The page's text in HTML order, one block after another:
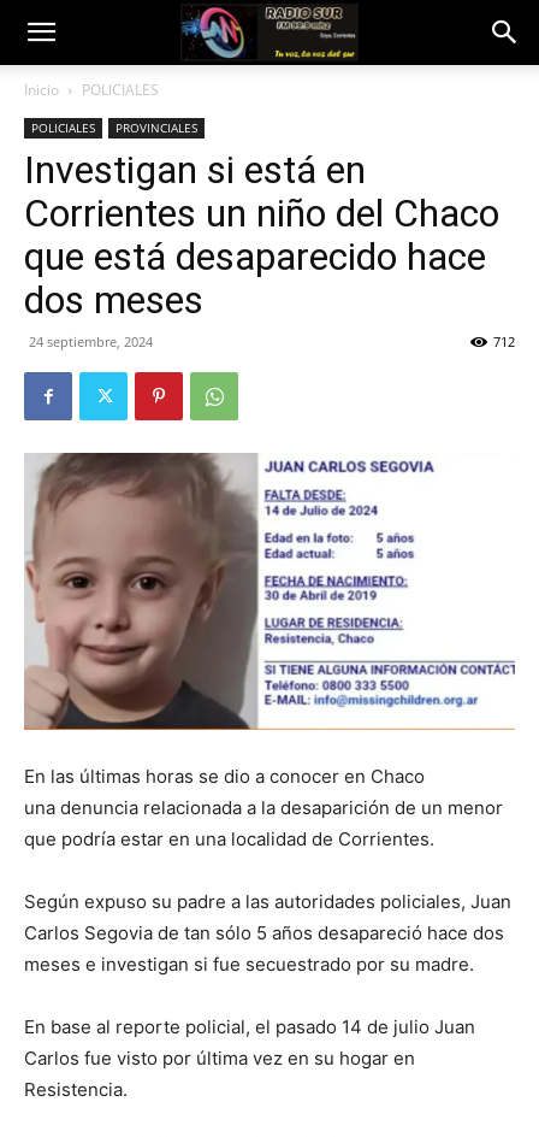
Inicio POLICIALES
POLICIALES PROVINCIALES
Investigan si está en
Corrientes un niño del Chaco
que está desaparecido hace
dos meses
24 septiembre, 2024 712
En las últimas horas se dio a conocer en Chaco
una denuncia relacionada a la desaparición de un menor
que podría estar en una localidad de Corrientes.
Según expuso su padre a las autoridades policiales, Juan
Carlos Segovia de tan sólo 5 años desapareció hace dos
meses e investigan si fue secuestrado por su madre.
En base al reporte policial, el pasado 14 de julio Juan
Carlos fue visto por última vez en su hogar en
Resistencia.